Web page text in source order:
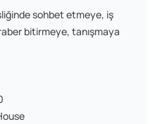
sohbet etmeye, iş
bitirmeye, tanışmaya